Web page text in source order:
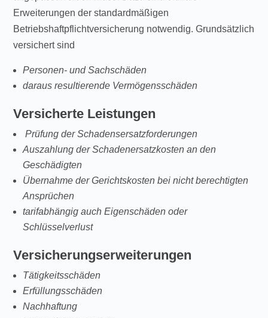
Erweiterungen der standardmäßigen
Betriebshaftpflichtversicherung notwendig. Grundsätzlich
versichert sind
Personen- und Sachschäden
daraus resultierende Vermögensschäden
Versicherte Leistungen
Prüfung der Schadensersatzforderungen
Auszahlung der Schadenersatzkosten an den
Geschädigten
Übernahme der Gerichtskosten bei nicht berechtigten
Ansprüchen
tarifabhängig auch Eigenschäden oder
Schlüsselverlust
Versicherungserweiterungen
Tätigkeitsschäden
Erfüllungsschäden
Nachhaftung